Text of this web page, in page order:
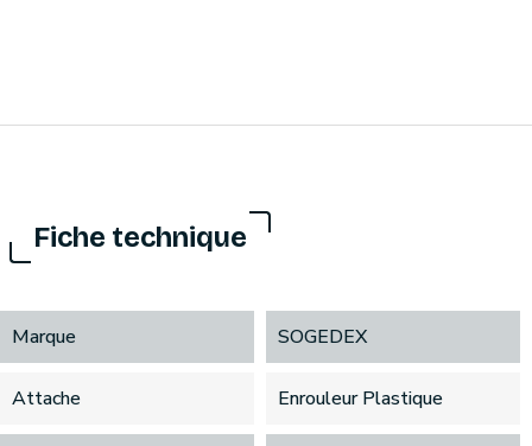
Fiche technique
Marque SOGEDEX
Attache Enrouleur Plastique